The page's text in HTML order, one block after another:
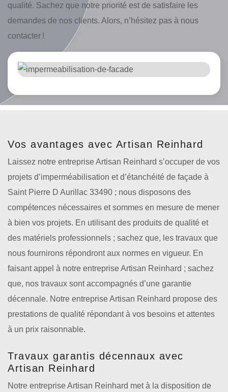
qualité. Sachez que notre priorité est de satisfaire les
demandes de nos clients. Alors, n’hésitez pas à nous
contacter !
Vos avantages avec Artisan Reinhard
Laissez notre entreprise Artisan Reinhard s’occuper de vos
projets d’imperméabilisation et d’étanchéité de façade à
Saint Pierre D Aurillac 33490 ; nous disposons des
compétences nécessaires et sommes en mesure de mener
à bien vos projets. En utilisant des produits de qualité et
des matériels professionnels ; sachez que, les travaux que
nous fournirons répondront aux normes en vigueur. En
faisant appel à notre entreprise Artisan Reinhard ; sachez
que, nos travaux sont accompagnés d’une garantie
décennale. Notre entreprise Artisan Reinhard propose des
prestations de qualité répondant à vos besoins et attentes
à un prix raisonnable.
Travaux garantis décennaux avec
Artisan Reinhard
Notre entreprise Artisan Reinhard met à la disposition de